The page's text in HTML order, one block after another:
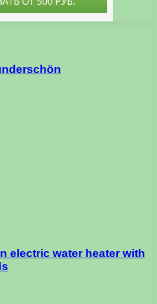
electric water heater with